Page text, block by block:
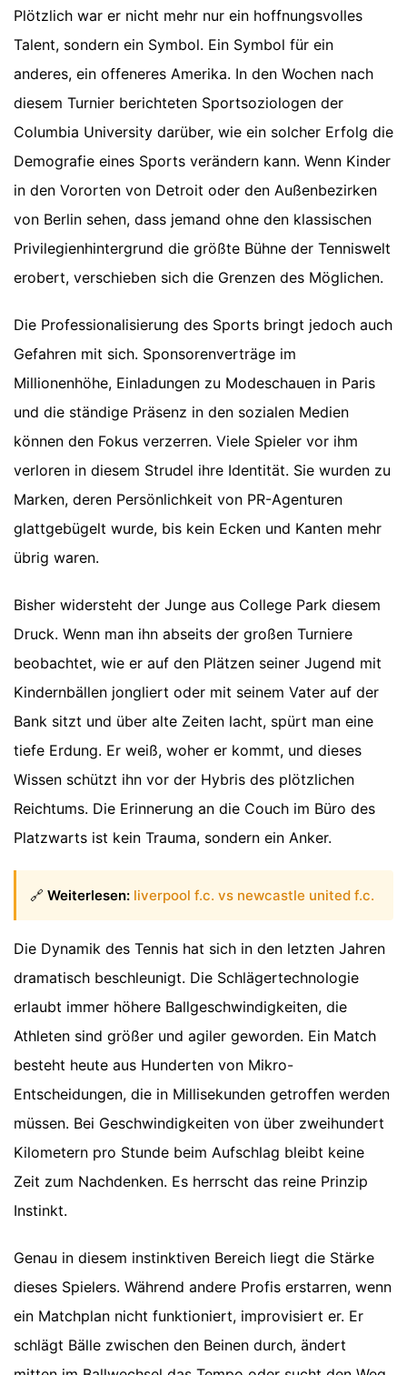
Plötzlich war er nicht mehr nur ein hoffnungsvolles
Talent, sondern ein Symbol. Ein Symbol für ein
anderes, ein offeneres Amerika. In den Wochen nach
diesem Turnier berichteten Sportsoziologen der
Columbia University darüber, wie ein solcher Erfolg die
Demografie eines Sports verändern kann. Wenn Kinder
in den Vororten von Detroit oder den Außenbezirken
von Berlin sehen, dass jemand ohne den klassischen
Privilegienhintergrund die größte Bühne der Tenniswelt
erobert, verschieben sich die Grenzen des Möglichen.
Die Professionalisierung des Sports bringt jedoch auch
Gefahren mit sich. Sponsorenverträge im
Millionenhöhe, Einladungen zu Modeschauen in Paris
und die ständige Präsenz in den sozialen Medien
können den Fokus verzerren. Viele Spieler vor ihm
verloren in diesem Strudel ihre Identität. Sie wurden zu
Marken, deren Persönlichkeit von PR-Agenturen
glattgebügelt wurde, bis kein Ecken und Kanten mehr
übrig waren.
Bisher widersteht der Junge aus College Park diesem
Druck. Wenn man ihn abseits der großen Turniere
beobachtet, wie er auf den Plätzen seiner Jugend mit
Kindernbällen jongliert oder mit seinem Vater auf der
Bank sitzt und über alte Zeiten lacht, spürt man eine
tiefe Erdung. Er weiß, woher er kommt, und dieses
Wissen schützt ihn vor der Hybris des plötzlichen
Reichtums. Die Erinnerung an die Couch im Büro des
Platzwarts ist kein Trauma, sondern ein Anker.
🔗 Weiterlesen: liverpool f.c. vs newcastle united f.c.
Die Dynamik des Tennis hat sich in den letzten Jahren
dramatisch beschleunigt. Die Schlägertechnologie
erlaubt immer höhere Ballgeschwindigkeiten, die
Athleten sind größer und agiler geworden. Ein Match
besteht heute aus Hunderten von Mikro-
Entscheidungen, die in Millisekunden getroffen werden
müssen. Bei Geschwindigkeiten von über zweihundert
Kilometern pro Stunde beim Aufschlag bleibt keine
Zeit zum Nachdenken. Es herrscht das reine Prinzip
Instinkt.
Genau in diesem instinktiven Bereich liegt die Stärke
dieses Spielers. Während andere Profis erstarren, wenn
ein Matchplan nicht funktioniert, improvisiert er. Er
schlägt Bälle zwischen den Beinen durch, ändert